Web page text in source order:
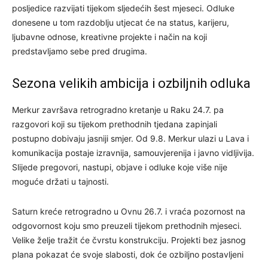
posljedice razvijati tijekom sljedećih šest mjeseci. Odluke
donesene u tom razdoblju utjecat će na status, karijeru,
ljubavne odnose, kreativne projekte i način na koji
predstavljamo sebe pred drugima.
Sezona velikih ambicija i ozbiljnih odluka
Merkur završava retrogradno kretanje u Raku 24.7. pa
razgovori koji su tijekom prethodnih tjedana zapinjali
postupno dobivaju jasniji smjer. Od 9.8. Merkur ulazi u Lava i
komunikacija postaje izravnija, samouvjerenija i javno vidljivija.
Slijede pregovori, nastupi, objave i odluke koje više nije
moguće držati u tajnosti.
Saturn kreće retrogradno u Ovnu 26.7. i vraća pozornost na
odgovornost koju smo preuzeli tijekom prethodnih mjeseci.
Velike želje tražit će čvrstu konstrukciju. Projekti bez jasnog
plana pokazat će svoje slabosti, dok će ozbiljno postavljeni